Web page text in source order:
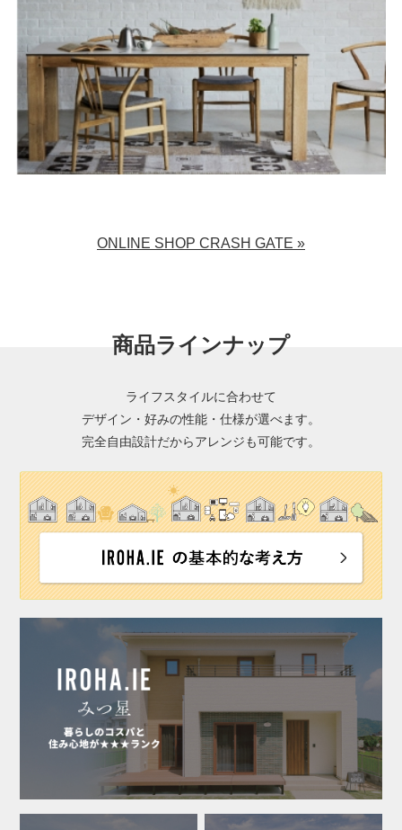
ONLINE SHOP CRASH GATE »
商品ラインナップ
ライフスタイルに合わせて
デザイン・好みの性能・仕様が選べます。
完全自由設計だからアレンジも可能です。